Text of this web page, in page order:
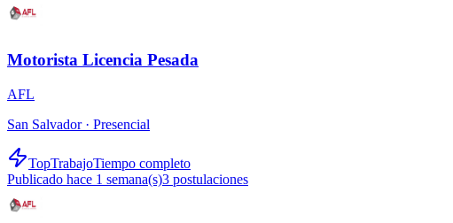
Motorista Licencia Pesada
AFL
San Salvador · Presencial
TopTrabajoTiempo completo
Publicado hace 1 semana(s)3 postulaciones